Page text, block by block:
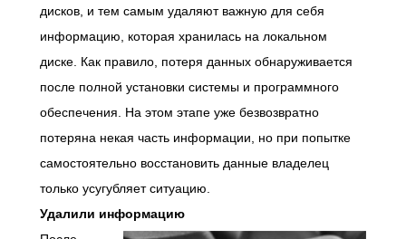
дисков, и тем самым удаляют важную для себя
информацию, которая хранилась на локальном
диске. Как правило, потеря данных обнаруживается
после полной установки системы и программного
обеспечения. На этом этапе уже безвозвратно
потеряна некая часть информации, но при попытке
самостоятельно восстановить данные владелец
только усугубляет ситуацию.
Удалили информацию